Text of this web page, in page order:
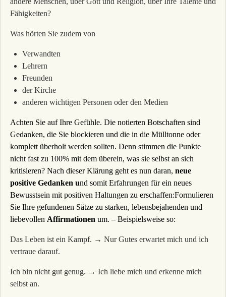
Fähigkeiten?
Was hörten Sie zudem von
Verwandten
Lehrern
Freunden
der Kirche
anderen wichtigen Personen oder den Medien
Achten Sie auf Ihre Gefühle. Die notierten Botschaften sind
Gedanken, die Sie blockieren und die in die Mülltonne oder
komplett überholt werden sollten. Denn stimmen die Punkte
nicht fast zu 100% mit dem überein, was sie selbst an sich
kritisieren? Nach dieser Klärung geht es nun daran, neue
positive Gedanken und somit Erfahrungen für ein neues
Bewusstsein mit positiven Haltungen zu erschaffen:Formulieren
Sie Ihre gefundenen Sätze zu starken, lebensbejahenden und
liebevollen Affirmationen um. – Beispielsweise so:
Das Leben ist ein Kampf. → Nur Gutes erwartet mich und ich
vertraue darauf.
Ich bin nicht gut genug. → Ich liebe mich und erkenne mich
selbst an.